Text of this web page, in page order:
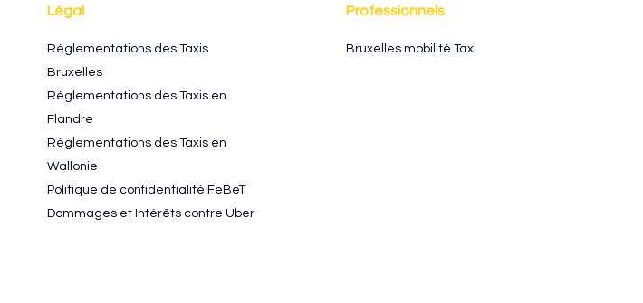
Légal
Réglementations des Taxis
Bruxelles
Réglementations des Taxis en
Flandre
Réglementations des Taxis en
Wallonie
Politique de confidentialité FeBeT
Dommages et Intérêts contre Uber
Professionnels
Bruxelles mobilité Taxi